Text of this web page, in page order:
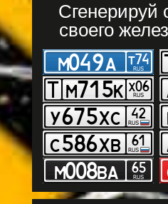
Сгенерируй
своего